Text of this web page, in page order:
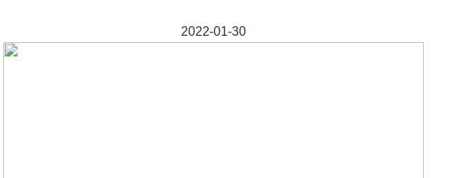
2022-01-30